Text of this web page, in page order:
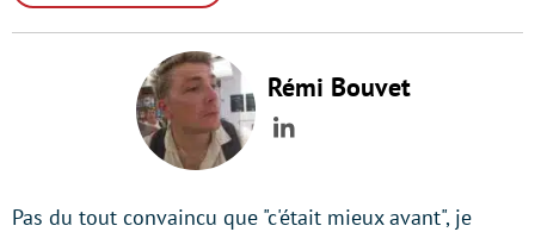
Rémi Bouvet
LinkedIn
Pas du tout convaincu que "c'était mieux avant", je